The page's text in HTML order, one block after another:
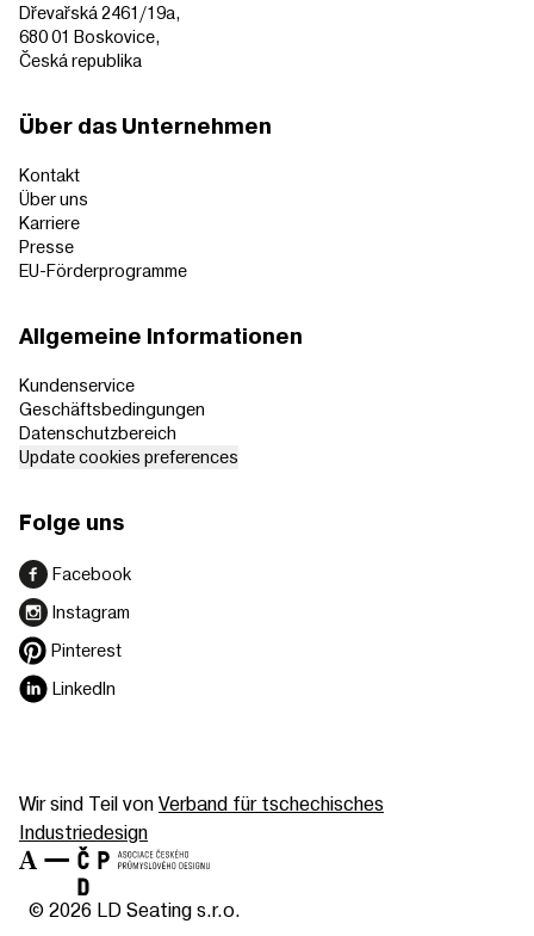
Dřevařská 2461/19a,
680 01 Boskovice,
Česká republika
Über das Unternehmen
Kontakt
Über uns
Karriere
Presse
EU-Förderprogramme
Allgemeine Informationen
Kundenservice
Geschäftsbedingungen
Datenschutzbereich
Update cookies preferences
Folge uns
Facebook
Instagram
Pinterest
LinkedIn
Wir sind Teil vonVerband für tschechisches
Industriedesign
© 2026 LD Seating s.r.o.